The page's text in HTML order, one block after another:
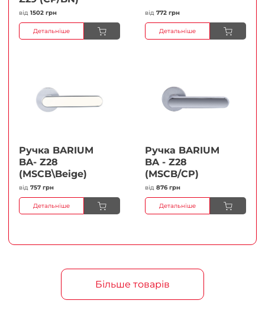
від 1502 грн
Детальніше
від 772 грн
Детальніше
Ручка BARIUM
BA- Z28
(MSCB\Beige)
від 757 грн
Детальніше
Ручка BARIUM
BA - Z28
(MSCB/CP)
від 876 грн
Детальніше
Більше товарів